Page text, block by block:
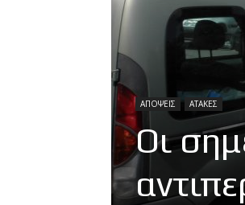
ΑΠΟΨΕΙΣ ΑΤΑΚΕΣ
Οι